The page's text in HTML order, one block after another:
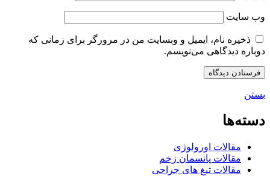
وب‌ سایت
ذخیره نام، ایمیل و وبسایت من در مرورگر برای زمانی که
دوباره دیدگاهی می‌نویسم.
بستن
دسته‌ها
مقالات اورولوژی
مقالات پانسمان زخم
مقالات تیغ های جراحی